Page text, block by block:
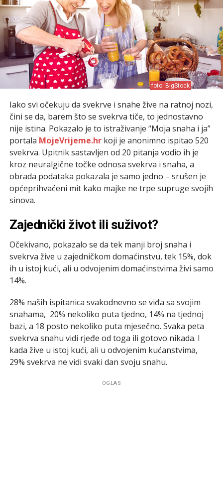
foto: BigStock
Iako svi očekuju da svekrve i snahe žive na ratnoj nozi,
čini se da, barem što se svekrva tiče, to jednostavno
nije istina. Pokazalo je to istraživanje “Moja snaha i ja”
portala MojeVrijeme.hrkoji je anonimno ispitao 520
svekrva. Upitnik sastavljen od 20 pitanja vodio ih je
kroz neuralgične točke odnosa svekrva i snaha, a
obrada podataka pokazala je samo jedno – srušen je
općeprihvaćeni mit kako majke ne trpe supruge svojih
sinova.
Zajednički život ili suživot?
Očekivano, pokazalo se da tek manji broj snaha i
svekrva žive u zajedničkom domaćinstvu, tek 15%, dok
ih u istoj kući, ali u odvojenim domaćinstvima živi samo
14%.
28% naših ispitanica svakodnevno se viđa sa svojim
snahama, 20% nekoliko puta tjedno, 14% na tjednoj
bazi, a 18 posto nekoliko puta mjesečno. Svaka peta
svekrva snahu vidi rjeđe od toga ili gotovo nikada. I
kada žive u istoj kući, ali u odvojenim kućanstvima,
29% svekrva ne vidi svaki dan svoju snahu.
OGLAS